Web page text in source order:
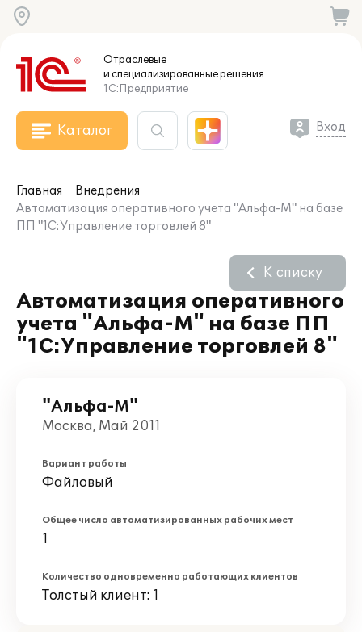
Отраслевые
и специализированныерешения
1С:Предприятие
Каталог Вход
Главная
Внедрения
Автоматизация оперативного учета "Альфа-М" на базе
ПП "1С:Управление торговлей 8"
Автоматизация оперативного
учета "Альфа-М" на базе ПП
"1С:Управление торговлей 8"
К списку
"Альфа-М"
Москва, Май 2011
Вариант работы
Файловый
Общее число автоматизированных рабочих мест
1
Количество одновременно работающих клиентов
Толстый клиент: 1